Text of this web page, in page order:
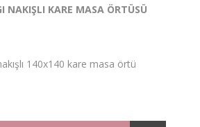
NAKIŞLI KARE MASA ÖRTÜSÜ
140x140 kare masa örtü